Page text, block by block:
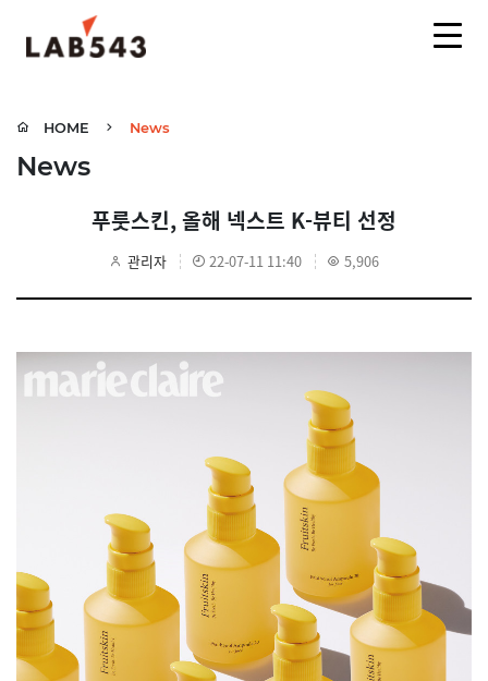
HOME News
News
푸룻스킨, 올해 넥스트 K-뷰티 선정
관리자 22-07-11 11:40 5,906